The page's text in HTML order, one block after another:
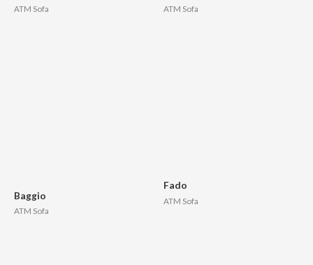
ATM Sofa ATM Sofa
Baggio
ATM Sofa
Fado
ATM Sofa